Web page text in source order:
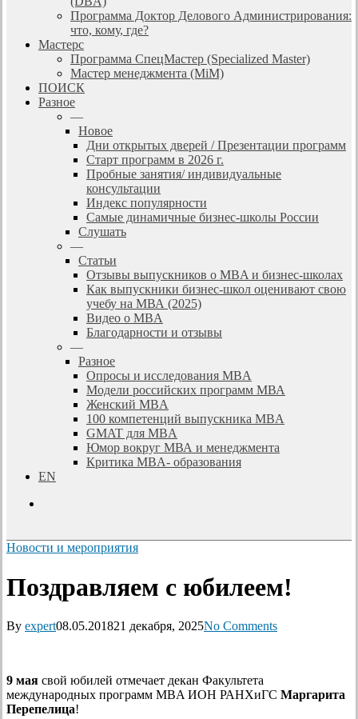
Программа Доктор Делового Администрирования:
что, кому, где?
Мастерс
Программа СпецМастер (Specialized Master)
Мастер менеджмента (MiM)
ПОИСК
Разное
—
Новое
Дни открытых дверей / Презентации программ
Старт программ в 2026 г.
Пробные занятия/ индивидуальные
консультации
Индекс популярности
Самые динамичные бизнес-школы России
Слушать
—
Статьи
Отзывы выпускников о MBA и бизнес-школах
Как выпускники бизнес-школ оценивают свою
учебу на МВА (2025)
Видео о MBA
Благодарности и отзывы
—
Разное
Опросы и исследования MBA
Модели российских программ МВА
Женский MBA
100 компетенций выпускника MBA
GMAT для MBA
Юмор вокруг МВА и менеджмента
Критика MBA- образования
EN
Новости и мероприятия
Поздравляем с юбилеем!
By expert08.05.201821 декабря, 2025No Comments
9 мая свой юбилей отмечает декан Факультета
международных программ MBA ИОН РАНХиГС Маргарита
Перепелица!